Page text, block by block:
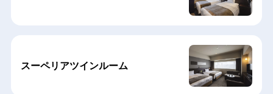
スーペリアツインルーム